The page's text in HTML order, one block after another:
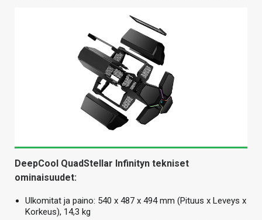
DeepCool QuadStellar Infinityn tekniset
ominaisuudet:
Ulkomitat ja paino: 540 x 487 x 494 mm (Pituus x Leveys x
Korkeus), 14,3 kg